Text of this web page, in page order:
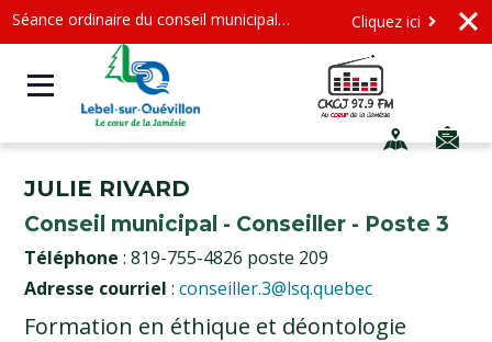
Séance ordinaire du conseil municipal - Mercredi le 12 août 2026 à 19 h Cliquez ici
JULIE RIVARD
Conseil municipal - Conseiller - Poste 3
Téléphone: 819-755-4826 poste 209
Adresse courriel :conseiller.3@lsq.quebec
Formation en éthique et déontologie